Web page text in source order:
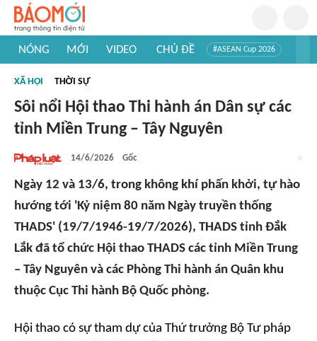
NÓNG MỚI VIDEO CHỦ ĐỀ #ASEAN Cup 2026
#Khám phá thế giới
XÃ HỘI THỜI SỰ
Sôi nổi Hội thao Thi hành án Dân sự các
tỉnh Miền Trung – Tây Nguyên
14/6/2026 Gốc
Ngày 12 và 13/6, trong không khí phấn khởi, tự hào
hướng tới 'Kỷ niệm 80 năm Ngày truyền thống
THADS' (19/7/1946-19/7/2026), THADS tỉnh Đắk
Lắk đã tổ chức Hội thao THADS các tỉnh Miền Trung
– Tây Nguyên và các Phòng Thi hành án Quân khu
thuộc Cục Thi hành Bộ Quốc phòng.
Hội thao có sự tham dự của Thứ trưởng Bộ Tư pháp